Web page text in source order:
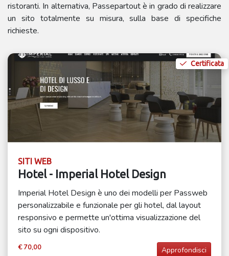
ristoranti. In alternativa, Passepartout è in grado di realizzare
un sito totalmente su misura, sulla base di specifiche
richieste.
Certificata
SITI WEB
Hotel - Imperial Hotel Design
Imperial Hotel Design è uno dei modelli per Passweb
personalizzabile e funzionale per gli hotel, dal layout
responsivo e permette un'ottima visualizzazione del
sito su ogni dispositivo.
€ 70,00 Approfondisci